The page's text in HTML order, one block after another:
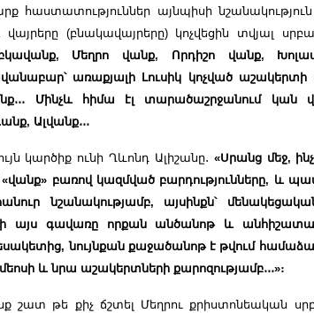
հաստատություններ այնպիսի նշանակություն
վայրերը (բնակավայրերը) կոչվեցին տվյալ
Մեղրո վանք, Որդիշո վանք,
առաքյալի Լուսիկ կոչված աշակերտի
․․․ Մինչև հիմա էլ տարածաշրջանում կան
Ալվանք․․․
կարծիք ունի Ղևոնդ Ալիշանը․ «Սրանց մեջ,
«վանք» բառով կազմված բարդությունները, և
նշանակությամբ, այսինքն՝
այս գավառը որքան անծանոթ և
նույնքան քաջածանոթ է թվում
և նրա աշակերտների քարոզությամբ․․․»։
շատ թե քիչ ճշտել Մեղրու քրիստոնեական